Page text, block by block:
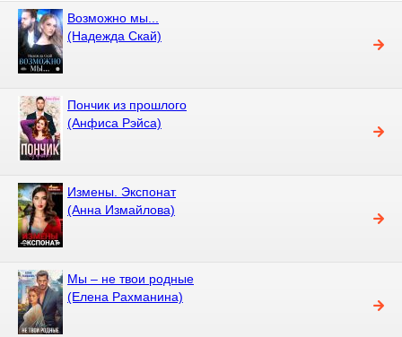
Возможно мы...
(Надежда Скай)
Пончик из прошлого
(Анфиса Рэйса)
Измены. Экспонат
(Анна Измайлова)
Мы – не твои родные
(Елена Рахманина)